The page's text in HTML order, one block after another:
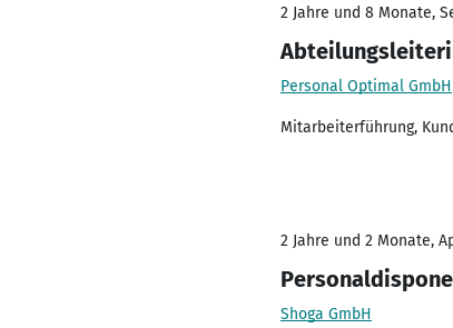
2 Jahre und 8 Monate,
Personal Optimal GmbH
Mitarbeiterführung,
2 Jahre und 2 Monate,
Shoga GmbH